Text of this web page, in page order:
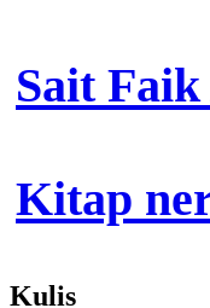
Sait Faik
Kitap
Kulis